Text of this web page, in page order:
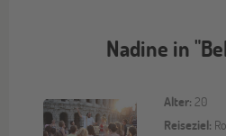
Nadine in
Alter: 20
Reiseziel: